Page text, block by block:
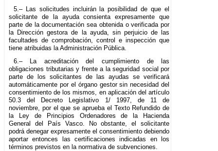
5.– Las solicitudes incluirán la posibilidad de que el
solicitante de la ayuda consienta expresamente que
parte de la documentación sea obtenida o verificada por
la Dirección gestora de la ayuda, sin perjuicio de las
facultades de comprobación, control e inspección que
tiene atribuidas la Administración Pública.
6.– La acreditación del cumplimiento de las
obligaciones tributarias y frente a la seguridad social por
parte de los solicitantes de las ayudas se verificará
automáticamente por el órgano gestor sin necesidad del
consentimiento de los mismos, en aplicación del artículo
50.3 del Decreto Legislativo 1/ 1997, de 11 de
noviembre, por el que se aprueba el Texto Refundido de
la Ley de Principios Ordenadores de la Hacienda
General del País Vasco. No obstante, el solicitante
podrá denegar expresamente el consentimiento debiendo
aportar entonces las certificaciones indicadas en los
términos previstos en la normativa de subvenciones.